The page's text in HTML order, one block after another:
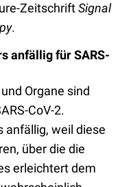
ZeitschriftSignal
.
anfällig für SARS-
Organe sind
CoV-2.
anfällig, weil diese
über die die
erleichtert dem